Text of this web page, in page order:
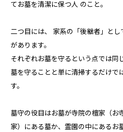
てお墓を清潔に保つ人 のこと。
二つ目には、 家系の「後継者」と
があります。
それぞれお墓を守るという点では同
墓を守ることと単に清掃するだけで
す。
墓守の役目はお墓が寺院の檀家（お
家）にある墓か、霊園の中にあるお